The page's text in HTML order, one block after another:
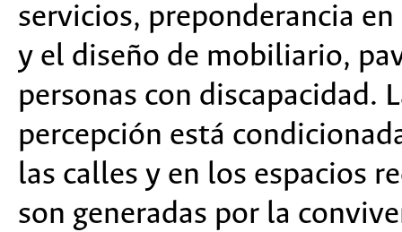
servicios, preponderancia
y el diseño de mobiliario,
personas con discapacidad.
percepción está
las calles y en los espacios
son generadas por la